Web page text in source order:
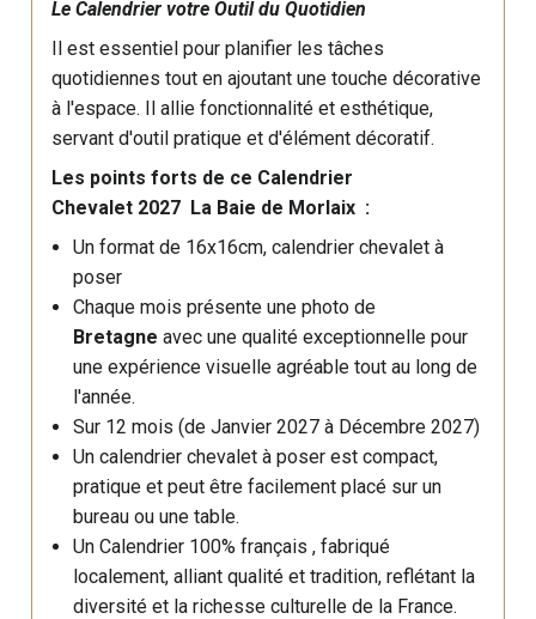
Le Calendrier votre Outil du Quotidien
Il est essentiel pour planifier les tâches
quotidiennes tout en ajoutant une touche décorative
à l'espace. Il allie fonctionnalité et esthétique,
servant d'outil pratique et d'élément décoratif.
Les points forts de ce Calendrier
Chevalet 2027 La Baie de Morlaix :
Un format de 16x16cm, calendrier chevalet à
poser
Chaque mois présente une photo de
Bretagne avec une qualité exceptionnelle pour
une expérience visuelle agréable tout au long de
l'année.
Sur 12 mois (de Janvier 2027 à Décembre 2027)
Un calendrier chevalet à poser est compact,
pratique et peut être facilement placé sur un
bureau ou une table.
Un Calendrier 100% français , fabriqué
localement, alliant qualité et tradition, reflétant la
diversité et la richesse culturelle de la France.